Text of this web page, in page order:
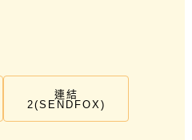
連結
2(SENDFOX)